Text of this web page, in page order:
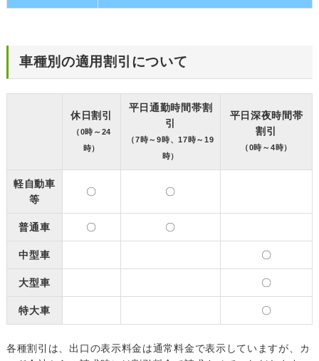
車種別の適用割引について
休日割引
（0時～24
時）
平日通勤時間帯割
引
（7時～9時、17時～19
時）
平日深夜時間帯
割引
（0時～4時）
軽自動車
等
〇 〇
普通車 〇 〇
中型車 〇
大型車 〇
特大車 〇
各種割引は、出口の表示料金は通常料金で表示していますが、カ